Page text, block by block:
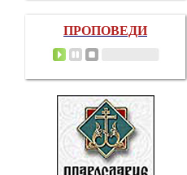
ПРОПОВЕДИ